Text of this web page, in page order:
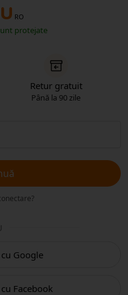
RO
protejate
Retur gratuit
Până la 90 zile
Google
Facebook